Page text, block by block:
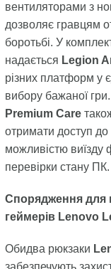
вентиляторами з
дозволяє гравцям
боротьбі. У
надається Legion
різних платформ у
вибору бажаної гри.
Premium Care
отримати доступ до
можливістю виїзду
перевірки стану ПК.
Спорядження для
геймерів Lenovo
Обидва рюкзаки